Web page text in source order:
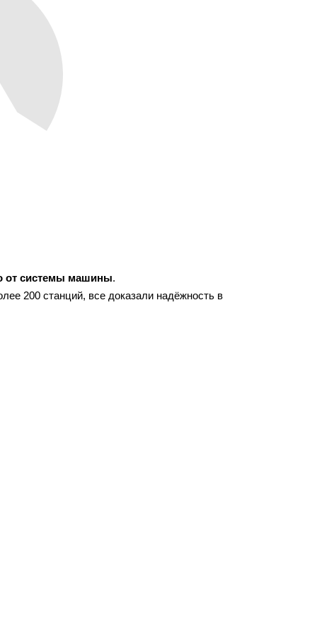
от системы машины.
200 станций, все доказали надёжность в